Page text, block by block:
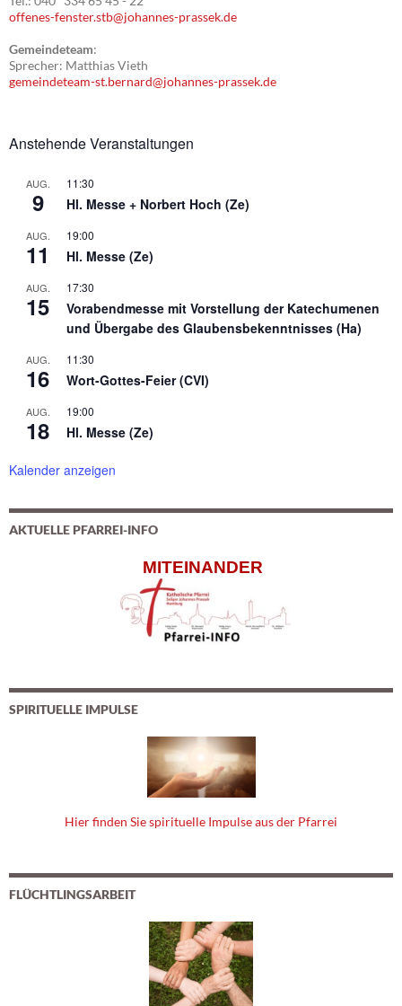
offenes-fenster.stb@johannes-prassek.de
Gemeindeteam:
Sprecher: Matthias Vieth
gemeindeteam-st.bernard@johannes-prassek.de
Anstehende Veranstaltungen
AUG.
9
11:30
Hl. Messe + Norbert Hoch (Ze)
AUG.
11
19:00
Hl. Messe (Ze)
AUG.
15
17:30
Vorabendmesse mit Vorstellung der Katechumenen
und Übergabe des Glaubensbekenntnisses (Ha)
AUG.
16
11:30
Wort-Gottes-Feier (CVI)
AUG.
18
19:00
Hl. Messe (Ze)
Kalender anzeigen
AKTUELLE PFARREI-INFO
MITEINANDER
SPIRITUELLE IMPULSE
Hier finden Sie spirituelle Impulse aus der Pfarrei
FLÜCHTLINGSARBEIT